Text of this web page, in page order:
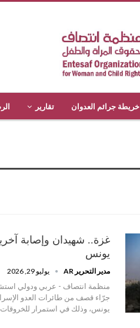
خريطة جرائم العدوان تقارير
غزة.. شهيدان وإصابة
يونس
مدير التحرير AR يوليو 29, 2026
منظمة انتصاف - عربي ودولي
جرّاء قصف من طائرات العدو
يونس، وذلك في استمرار للخروقات